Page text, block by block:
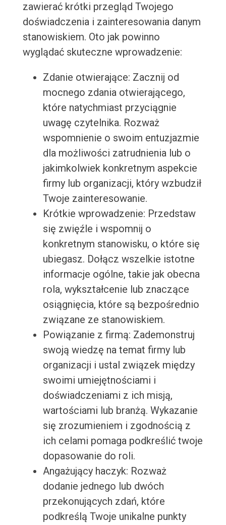
zawierać krótki przegląd Twojego
doświadczenia i zainteresowania danym
stanowiskiem. Oto jak powinno
wyglądać skuteczne wprowadzenie:
Zdanie otwierające: Zacznij od
mocnego zdania otwierającego,
które natychmiast przyciągnie
uwagę czytelnika. Rozważ
wspomnienie o swoim entuzjazmie
dla możliwości zatrudnienia lub o
jakimkolwiek konkretnym aspekcie
firmy lub organizacji, który wzbudził
Twoje zainteresowanie.
Krótkie wprowadzenie: Przedstaw
się zwięźle i wspomnij o
konkretnym stanowisku, o które się
ubiegasz. Dołącz wszelkie istotne
informacje ogólne, takie jak obecna
rola, wykształcenie lub znaczące
osiągnięcia, które są bezpośrednio
związane ze stanowiskiem.
Powiązanie z firmą: Zademonstruj
swoją wiedzę na temat firmy lub
organizacji i ustal związek między
swoimi umiejętnościami i
doświadczeniami z ich misją,
wartościami lub branżą. Wykazanie
się zrozumieniem i zgodnością z
ich celami pomaga podkreślić twoje
dopasowanie do roli.
Angażujący haczyk: Rozważ
dodanie jednego lub dwóch
przekonujących zdań, które
podkreślą Twoje unikalne punkty